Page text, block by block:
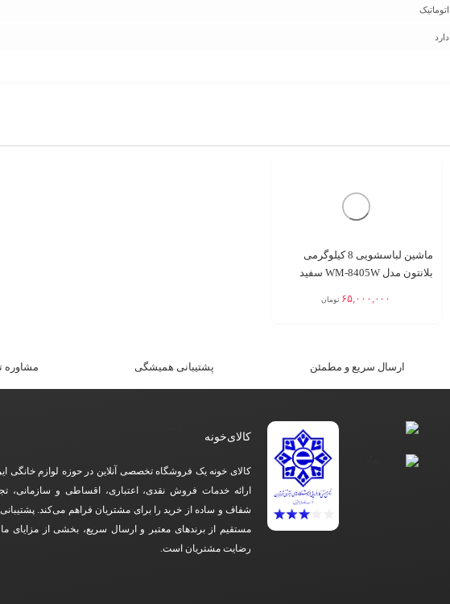
اتوماتیک
دارد
ماشین لباسشویی 8 کیلوگرمی
بلانتون مدل WM-8405W سفید
۶۵,۰۰۰,۰۰۰ تومان
ارسال سریع و مطمئن​ پشتیبانی همیشگی مشاوره
کالای‌خونه
کالای خونه یک فروشگاه تخصصی آنلاین در حوزه لوازم خانگی
ارائه خدمات فروش نقدی، اعتباری، اقساطی و سازمانی،
شفاف و ساده از خرید را برای مشتریان فراهم می‌کند.
مستقیم از برندهای معتبر و ارسال سریع، بخشی از مزایای
رضایت مشتریان است.